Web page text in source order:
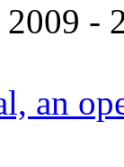
2009 -